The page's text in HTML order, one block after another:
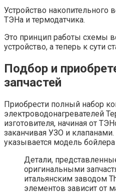
Устройство накопительного
ТЭНа и термодатчика.
Это принцип работы схемы
устройство, а теперь к сути
Подбор и
запчастей
Приобрести полный набор
электроводонагревателей
изготовителя, начиная от
заканчивая УЗО и
указывается модель
Детали,
оригинальными
итальянским заводом
элементов зависит от